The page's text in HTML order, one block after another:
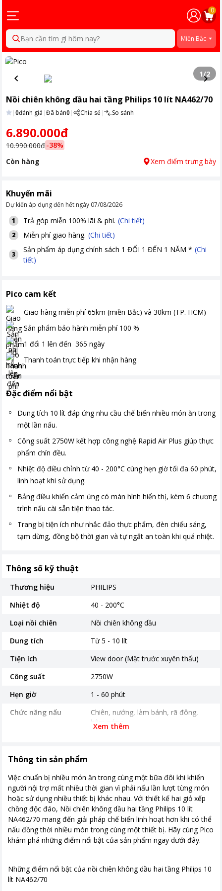
0
Bạn cần tìm gì hôm nay? Miền Bắc
1/2
Nồi chiên không dầu hai tầng Philips 10 lít NA462/70
|0đánh giá |Đã bán0 | Chia sẻ| So sánh
6.890.000đ
10.990.000đ-38%
Còn hàng
Xem điểm trưng bày
Khuyến mãi
Dự kiến áp dụng đến hết ngày 07/08/2026
1
Trả góp miễn 100% lãi & phí. (Chi tiết)
2 Miễn phí giao hàng. (Chi tiết)
3
Sản phẩm áp dụng chính sách 1 ĐỔI 1 ĐẾN 1 NĂM * (Chi
tiết)
Pico cam kết
Giao hàng miễn phí 65km (miền Bắc) và 30km (TP. HCM)
Sản phẩm bảo hành miễn phí 100 %
1 đổi 1 lên đến 365 ngày
Thanh toán trực tiếp khi nhận hàng
Đặc điểm nổi bật
Dung tích 10 lít đáp ứng nhu cầu chế biến nhiều món ăn trong
một lần nấu.
Công suất 2750W kết hợp công nghệ Rapid Air Plus giúp thực
phẩm chín đều.
Nhiệt độ điều chỉnh từ 40 - 200°C cùng hẹn giờ tối đa 60 phút,
linh hoạt khi sử dụng.
Bảng điều khiển cảm ứng có màn hình hiển thị, kèm 6 chương
trình nấu cài sẵn tiện thao tác.
Trang bị tiện ích như nhắc đảo thực phẩm, đèn chiếu sáng,
tạm dừng, đồng bộ thời gian và tự ngắt an toàn khi quá nhiệt.
Thông số kỹ thuật
Thương hiệu
PHILIPS
Nhiệt độ
40 - 200°C
Loại nồi chiên
Nồi chiên không dầu
Dung tích
Từ 5 - 10 lít
Tiện ích
View door (Mặt trước xuyên thấu)
Công suất
2750W
Hẹn giờ
1 - 60 phút
Chức năng nấu
Chiên, nướng, làm bánh, rã đông,
hâm nóng
Thời gian bảo hành
24 tháng
Nơi sản xuất
Trung Quốc
Khoảng giá
Từ 5 - 10 triệu
Kích thước, khối lượng Ngang 23.3 cm - Cao 39.9 cm - Sâu
Xem thêm
Thông tin sản phẩm
Việc chuẩn bị nhiều món ăn trong cùng một bữa đôi khi khiến
người nội trợ mất nhiều thời gian vì phải nấu lần lượt từng món
hoặc sử dụng nhiều thiết bị khác nhau. Với thiết kế hai giỏ xếp
chồng độc đáo, Nồi chiên không dầu hai tầng Philips 10 lít
NA462/70 mang đến giải pháp chế biến linh hoạt hơn khi có thể
nấu đồng thời nhiều món trong cùng một thiết bị. Hãy cùng Pico
khám phá những điểm nổi bật của sản phẩm ngay dưới đây.
Những điểm nổi bật của nồi chiên không dầu hai tầng Philips 10
lít NA462/70